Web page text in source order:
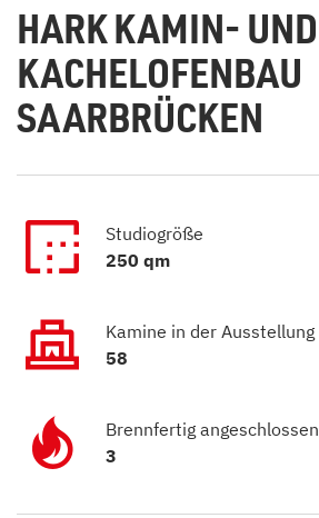
HARK KAMIN- UND
KACHELOFENBAU
SAARBRÜCKEN
Studiogröße
250 qm
Kamine in der Ausstellung
58
Brennfertig angeschlossen
3